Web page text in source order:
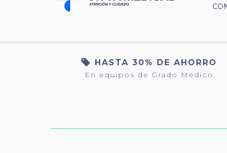
HASTA 30% DE AHORRO
En equipos de Grado Medico